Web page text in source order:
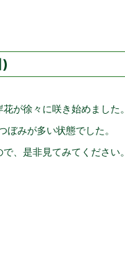
)
が徐々に咲き始めました。
みが多い状態でした。
、是非見てみてください。